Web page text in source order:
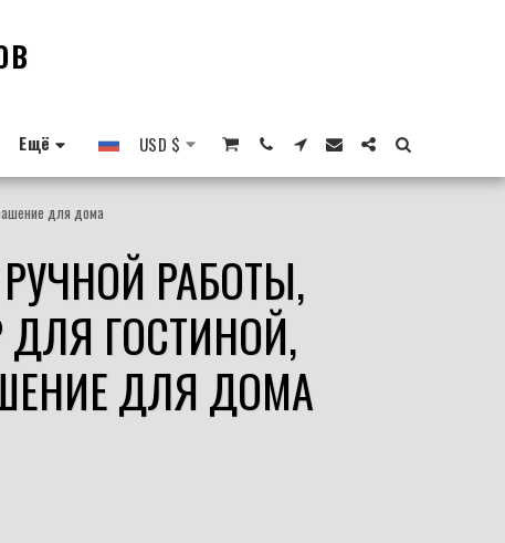
Ещё USD $
для дома
РАБОТЫ,
ГОСТИНОЙ,
ДЛЯ ДОМА